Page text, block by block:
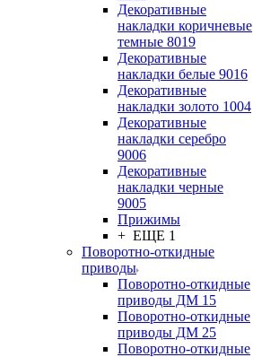
Декоративные
накладки коричневые
темные 8019
Декоративные
накладки белые 9016
Декоративные
накладки золото 1004
Декоративные
накладки серебро
9006
Декоративные
накладки черные
9005
Прижимы
+ ЕЩЕ 1
Поворотно-откидные
приводы
Поворотно-откидные
приводы ДМ 15
Поворотно-откидные
приводы ДМ 25
Поворотно-откидные